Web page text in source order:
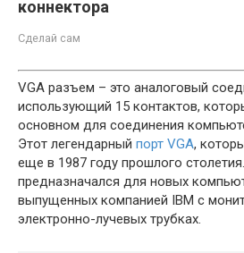
коннектора
Сделай сам
VGA разъем – это аналоговый
использующий 15 контактов,
основном для соединения
Этот легендарный порт VGA,
еще в 1987 году прошлого
предназначался для новых
выпущенных компанией IBM с
электронно-лучевых трубках.